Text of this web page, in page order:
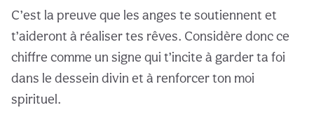
C’est la preuve que les anges te soutiennent et
t’aideront à réaliser tes rêves. Considère donc ce
chiffre comme un signe qui t’incite à garder ta foi
dans le dessein divin et à renforcer ton moi
spirituel.